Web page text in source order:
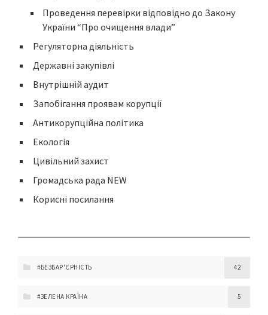
Проведення перевірки відповідно до Закону
України “Про очищення влади”
Регуляторна діяльність
Державні закупівлі
Внутрішній аудит
Запобігання проявам корупції
Антикорупційна політика
Екологія
Цивільний захист
Громадська рада NEW
Корисні посилання
#БЕЗБАР'ЄРНІСТЬ 42
#ЗЕЛЕНА КРАЇНА 5